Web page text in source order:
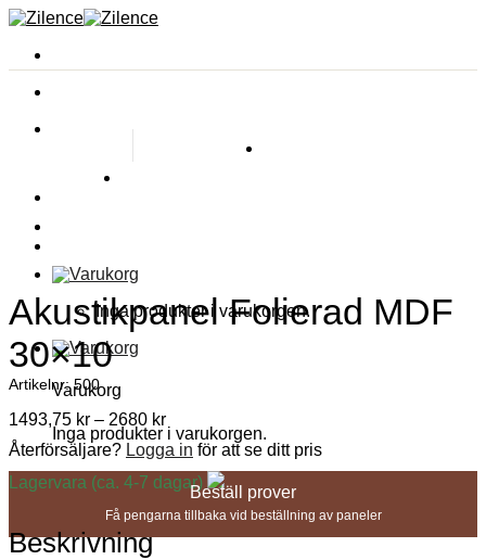
Privatperson
Inga produkter i varukorgen.
Varukorg
Inga produkter i varukorgen.
Akustikpanel Folierad MDF
30×10
Artikelnr: 500
1493,75 kr – 2680 kr
Återförsäljare? Logga in för att se ditt pris
Lagervara (ca. 4-7 dagar)
Beställ prover
Få pengarna tillbaka vid beställning av paneler
Beskrivning